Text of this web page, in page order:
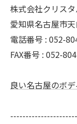
株式会社クリス
愛知県名古屋市
電話番号 : 052-
FAX番号 : 052-
良い名古屋のボ